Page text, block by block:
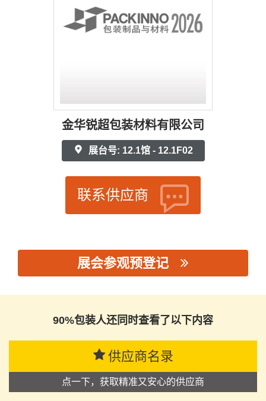
金华锐超包装材料有限公司
展台号: 12.1馆 - 12.1F02
联系供应商
展会参观预登记
90%包装人还同时查看了以下内容
供应商名录
点一下，获取精准又安心的供应商